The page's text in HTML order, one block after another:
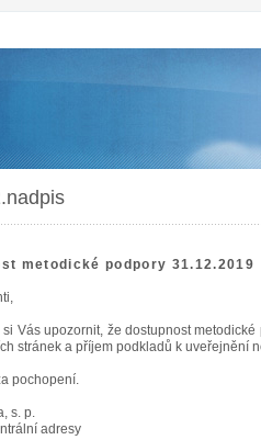
metodické podpory 31.12.2019
Vás upozornit, že dostupnost
stránek a příjem podkladů k uveřejnění
pochopení.
s. p.
adresy